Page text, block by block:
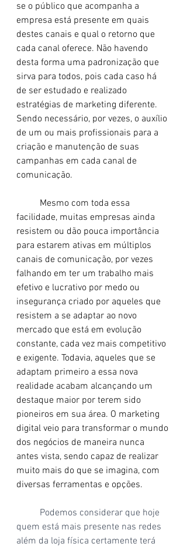
se o público que acompanha a
empresa está presente em quais
destes canais e qual o retorno que
cada canal oferece. Não havendo
desta forma uma padronização que
sirva para todos, pois cada caso há
de ser estudado e realizado
estratégias de marketing diferente.
Sendo necessário, por vezes, o auxílio
de um ou mais profissionais para a
criação e manutenção de suas
campanhas em cada canal de
comunicação.
facilidade, muitas empresas ainda
resistem ou dão pouca importância
para estarem ativas em múltiplos
canais de comunicação, por vezes
falhando em ter um trabalho mais
efetivo e lucrativo por medo ou
insegurança criado por aqueles que
resistem a se adaptar ao novo
mercado que está em evolução
constante, cada vez mais competitivo
e exigente. Todavia, aqueles que se
adaptam primeiro a essa nova
realidade acabam alcançando um
destaque maior por terem sido
pioneiros em sua área. O marketing
digital veio para transformar o mundo
dos negócios de maneira nunca
antes vista, sendo capaz de realizar
muito mais do que se imagina, com
diversas ferramentas e opções.
Podemos considerar que hoje
quem está mais presente nas redes
além da loja física certamente terá